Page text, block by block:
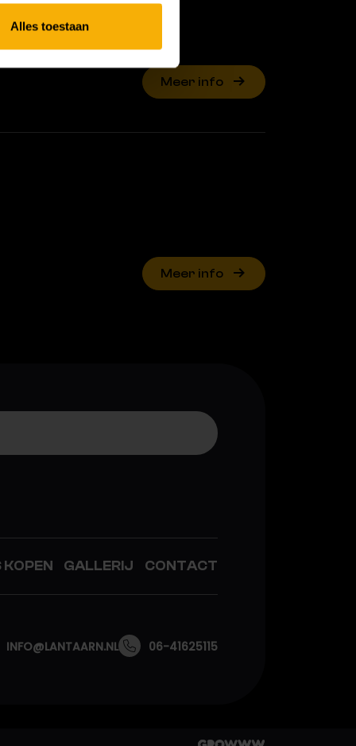
Alles toestaan
Meer info
Meer info
GALLERIJ CONTACT
INFO@LANTAARN.NL 06-41625115